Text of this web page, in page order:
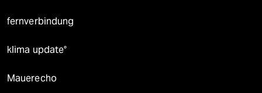
fernverbindung
klima update°
Mauerecho